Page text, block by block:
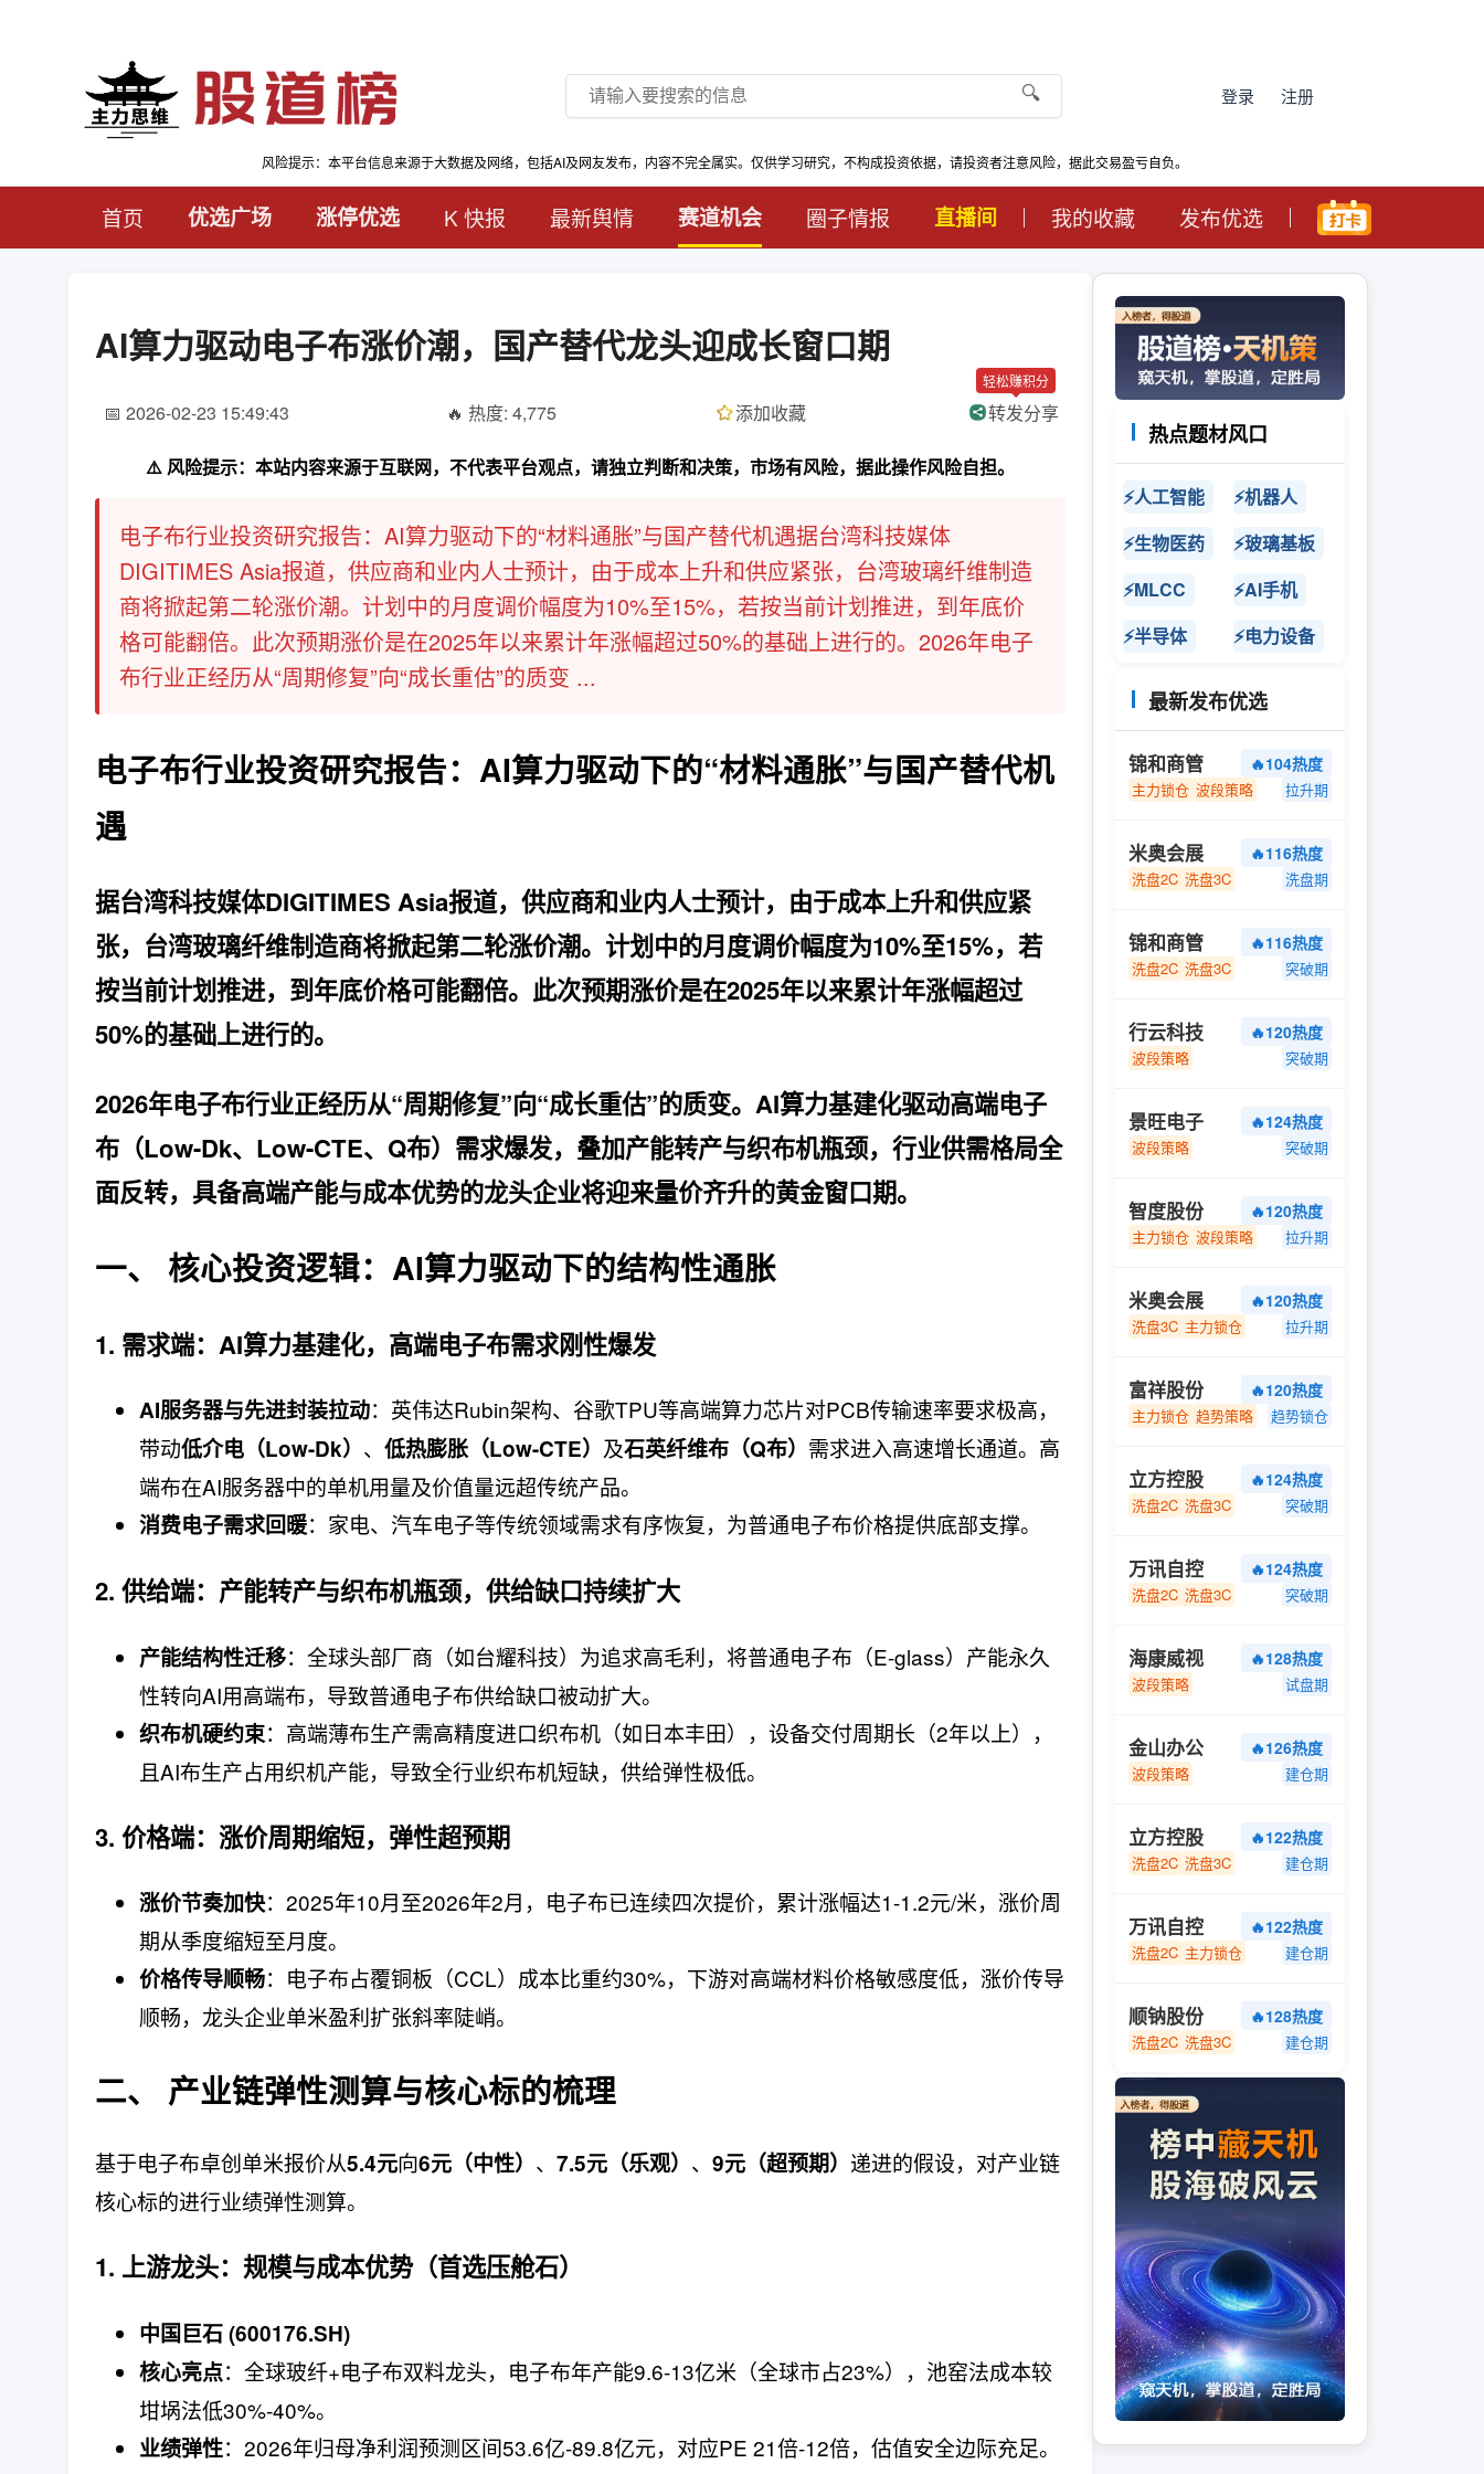
🔍 登录 注册
风险提示：本平台信息来源于大数据及网络，包括AI及网友发布，内容不完全属实。仅供学习研究，不构成投资依据，请投资者注意风险，据此交易盈亏自负。
首页 优选广场 涨停优选 K 快报 最新舆情 赛道机会 圈子情报 直播间 我的收藏 发布优选
AI算力驱动电子布涨价潮，国产替代龙头迎成长窗口期
📅 2026-02-23 15:49:43 🔥 热度: 4,775 添加收藏
轻松赚积分
转发分享
⚠️ 风险提示：本站内容来源于互联网，不代表平台观点，请独立判断和决策，市场有风险，据此操作风险自担。
电子布行业投资研究报告：AI算力驱动下的“材料通胀”与国产替代机遇据台湾科技媒体
DIGITIMES Asia报道，供应商和业内人士预计，由于成本上升和供应紧张，台湾玻璃纤维制造
商将掀起第二轮涨价潮。计划中的月度调价幅度为10%至15%，若按当前计划推进，到年底价
格可能翻倍。此次预期涨价是在2025年以来累计年涨幅超过50%的基础上进行的。2026年电子
布行业正经历从“周期修复”向“成长重估”的质变 ...
电子布行业投资研究报告：AI算力驱动下的“材料通胀”与国产替代机
遇
据台湾科技媒体DIGITIMES Asia报道，供应商和业内人士预计，由于成本上升和供应紧
张，台湾玻璃纤维制造商将掀起第二轮涨价潮。计划中的月度调价幅度为10%至15%，若
按当前计划推进，到年底价格可能翻倍。此次预期涨价是在2025年以来累计年涨幅超过
50%的基础上进行的。
2026年电子布行业正经历从“周期修复”向“成长重估”的质变。AI算力基建化驱动高端电子
布（Low-Dk、Low-CTE、Q布）需求爆发，叠加产能转产与织布机瓶颈，行业供需格局全
面反转，具备高端产能与成本优势的龙头企业将迎来量价齐升的黄金窗口期。
一、 核心投资逻辑：AI算力驱动下的结构性通胀
1. 需求端：AI算力基建化，高端电子布需求刚性爆发
AI服务器与先进封装拉动：英伟达Rubin架构、谷歌TPU等高端算力芯片对PCB传输速率要求极高，
带动低介电（Low-Dk） 、 低热膨胀（Low-CTE） 及石英纤维布（Q布） 需求进入高速增长通道。高
端布在AI服务器中的单机用量及价值量远超传统产品。
消费电子需求回暖：家电、汽车电子等传统领域需求有序恢复，为普通电子布价格提供底部支撑。
2. 供给端：产能转产与织布机瓶颈，供给缺口持续扩大
产能结构性迁移：全球头部厂商（如台耀科技）为追求高毛利，将普通电子布（E-glass）产能永久
性转向AI用高端布，导致普通电子布供给缺口被动扩大。
织布机硬约束：高端薄布生产需高精度进口织布机（如日本丰田），设备交付周期长（2年以上），
且AI布生产占用织机产能，导致全行业织布机短缺，供给弹性极低。
3. 价格端：涨价周期缩短，弹性超预期
涨价节奏加快：2025年10月至2026年2月，电子布已连续四次提价，累计涨幅达1-1.2元/米，涨价周
期从季度缩短至月度。
价格传导顺畅：电子布占覆铜板（CCL）成本比重约30%，下游对高端材料价格敏感度低，涨价传导
顺畅，龙头企业单米盈利扩张斜率陡峭。
二、 产业链弹性测算与核心标的梳理
基于电子布卓创单米报价从5.4元向6元（中性） 、 7.5元（乐观） 、 9元（超预期） 递进的假设，对产业链
核心标的进行业绩弹性测算。
1. 上游龙头：规模与成本优势（首选压舱石）
中国巨石 (600176.SH)
核心亮点：全球玻纤+电子布双料龙头，电子布年产能9.6-13亿米（全球市占23%），池窑法成本较
坩埚法低30%-40%。
业绩弹性：2026年归母净利润预测区间53.6亿-89.8亿元，对应PE 21倍-12倍，估值安全边际充足。
热点题材风口
⚡人工智能
⚡机器人
⚡生物医药
⚡玻璃基板
⚡MLCC
⚡AI手机
⚡半导体
⚡电力设备
最新发布优选
锦和商管 🔥104热度
主力锁仓 波段策略 拉升期
米奥会展 🔥116热度
洗盘2C 洗盘3C 洗盘期
锦和商管 🔥116热度
洗盘2C 洗盘3C 突破期
行云科技 🔥120热度
波段策略 突破期
景旺电子 🔥124热度
波段策略 突破期
智度股份 🔥120热度
主力锁仓 波段策略 拉升期
米奥会展 🔥120热度
洗盘3C 主力锁仓 拉升期
富祥股份 🔥120热度
主力锁仓 趋势策略 趋势锁仓
立方控股 🔥124热度
洗盘2C 洗盘3C 突破期
万讯自控 🔥124热度
洗盘2C 洗盘3C 突破期
海康威视 🔥128热度
波段策略 试盘期
金山办公 🔥126热度
波段策略 建仓期
立方控股 🔥122热度
洗盘2C 洗盘3C 建仓期
万讯自控 🔥122热度
洗盘2C 主力锁仓 建仓期
顺钠股份 🔥128热度
洗盘2C 洗盘3C 建仓期